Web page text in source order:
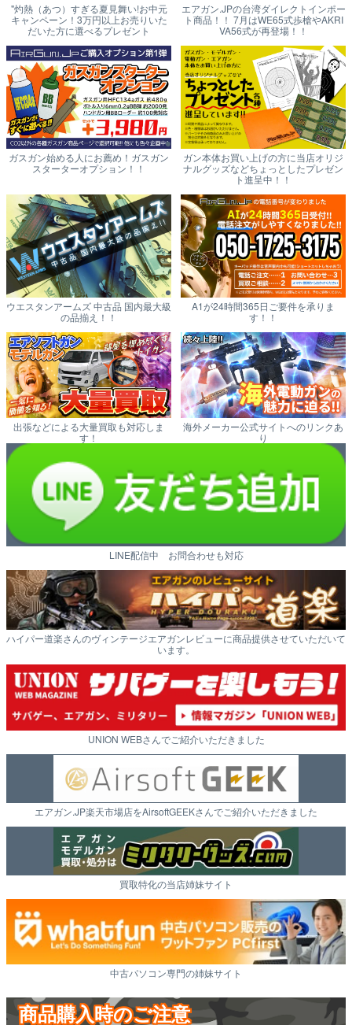
"灼熱（あつ）すぎる夏見舞い!お中元
キャンペーン！3万円以上お売りいた
だいた方に選べるプレゼント
エアガン.JPの台湾ダイレクトインポー
ト商品！！ 7月はWE65式歩槍やAKRI
VA56式が再登場！！
ガスガン始める人にお薦め！ガスガン
スターターオプション！！
ガン本体お買い上げの方に当店オリジ
ナルグッズなどちょっとしたプレゼン
ト進呈中！！
ウエスタンアームズ 中古品 国内最大級
の品揃え！！
A1が24時間365日ご要件を承りま
す！！
出張などによる大量買取も対応しま
す！
海外メーカー公式サイトへのリンクあ
り
LINE配信中 お問合わせも対応
ハイパー道楽さんのヴィンテージエアガンレビューに商品提供させていただいて
います。
UNION WEBさんでご紹介いただきました
エアガン.JP楽天市場店をAirsoftGEEKさんでご紹介いただきました
買取特化の当店姉妹サイト
中古パソコン専門の姉妹サイト
商品購入時のご注意